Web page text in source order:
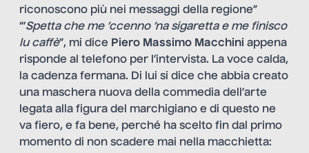
riconoscono più nei messaggi della regione”
“’Spetta che me ‘ccenno ‘na sigaretta e me finisco
lu caffè”, mi dice Piero Massimo Macchini appena
risponde al telefono per l’intervista. La voce calda,
la cadenza fermana. Di lui si dice che abbia creato
una maschera nuova della commedia dell’arte
legata alla figura del marchigiano e di questo ne
va fiero, e fa bene, perché ha scelto fin dal primo
momento di non scadere mai nella macchietta: